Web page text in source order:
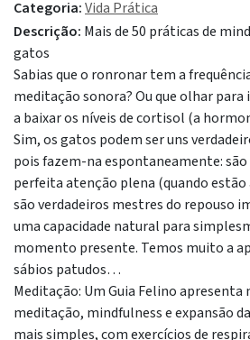
Guia
Felino
Categoria:Vida Prática
Descrição: Mais de 50 práticas de
gatos
Sabias que o ronronar tem a
meditação sonora? Ou que olhar para
a baixar os níveis de cortisol (a
Sim, os gatos podem ser uns
pois fazem-na espontaneamente: são
perfeita atenção plena (quando estão
são verdadeiros mestres do repouso
uma capacidade natural para
momento presente. Temos muito a
sábios patudos…
Meditação: Um Guia Felino apresenta
meditação, mindfulness e expansão
mais simples, com exercícios de